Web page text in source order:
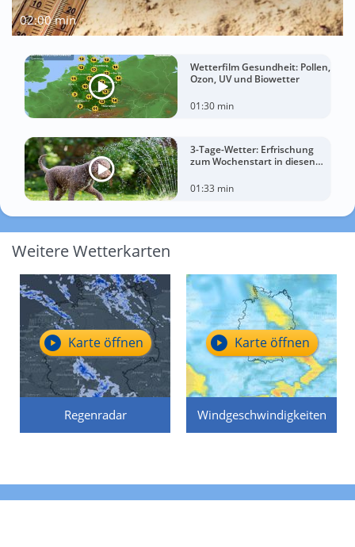
02:00 min
Wetterfilm Gesundheit: Pollen,
Ozon, UV und Biowetter
01:30 min
3-Tage-Wetter: Erfrischung
zum Wochenstart in diesen
01:33 min
Weitere Wetterkarten
Regenradar
Karte öffnen
Windgeschwindigkeiten
Karte öffnen